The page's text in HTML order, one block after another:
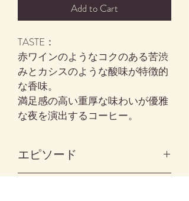
Add to Cart
TASTE：
赤ワインのようなコクのある苦渋
みとカシスのような酸味が特徴的
な香味。
満足感の高い重厚な味わいが優雅
な夜を演出するコーヒー。
エピソード
コーヒー界にケニアあり。世界で